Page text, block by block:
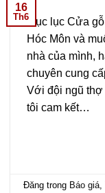
16
Th6Mục lục Cửa
Hóc Môn và
nhà của mình,
chuyên cung
Với đội ngũ thợ
tôi cam kết…
Đăng trong Báo giá,